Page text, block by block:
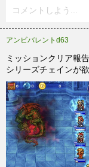
コメントしよう...
アンビバレントd63
ミッションクリア報告
シリーズチェインが